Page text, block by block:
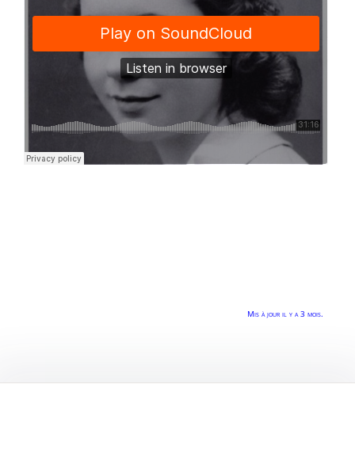
Mis à jour il y a 3 mois.